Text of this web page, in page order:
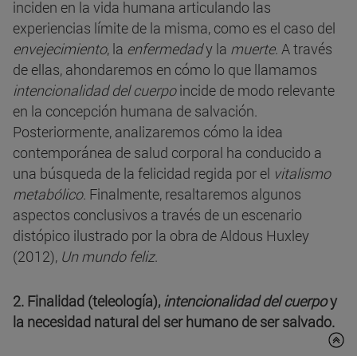
inciden en la vida humana articulando las
experiencias límite de la misma, como es el caso del
envejecimiento, la enfermedady la muerte. A través
de ellas, ahondaremos en cómo lo que llamamos
intencionalidad del cuerpoincide de modo relevante
en la concepción humana de salvación.
Posteriormente, analizaremos cómo la idea
contemporánea de salud corporal ha conducido a
una búsqueda de la felicidad regida por el vitalismo
metabólico. Finalmente, resaltaremos algunos
aspectos conclusivos a través de un escenario
distópico ilustrado por la obra de Aldous Huxley
(2012), Un mundo feliz.
2. Finalidad (teleología), intencionalidad del cuerpoy
la necesidad natural del ser humano de ser salvado.